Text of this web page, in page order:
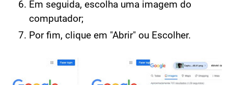
Em seguida, escolha uma imagem do
computador;
Por fim, clique em "Abrir" ou Escolher.